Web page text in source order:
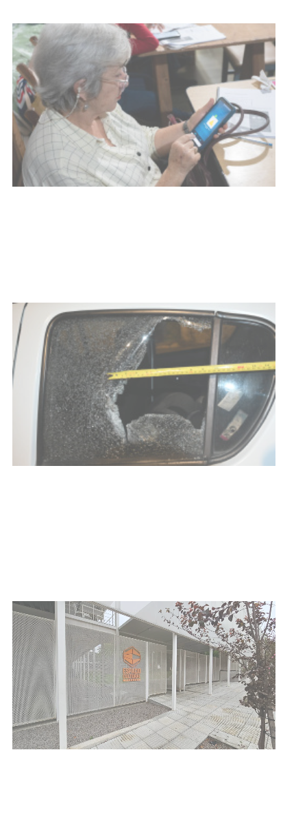
01-08-2026
Inauguran Destacamento de la
Republicana en Durazno
31-07-2026
NOTICIAS